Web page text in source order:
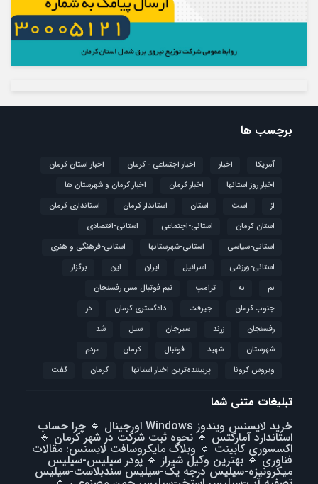
برچسب ها
آمریکا اخبار اخبار اجتماعی - کرمان
اخبار استان کرمان
اخبار روز استانها
اخبار کرمان
اخبار کرمان و شهرستان ها
از
است استان استاندار کرمان
استانداری کرمان
استان کرمان
استانی-اجتماعی
استانی-اقتصادی
استانی-سیاسی
استانی-شهرستانها
استانی-فرهنگی و هنری
استانی-ورزشی
اسرائیل ایران این
برگزار
بم
به ترامپ
تیم فوتبال مس رفسنجان
جنوب کرمان
جیرفت دادگستری کرمان
در
رفسنجان
زرند سیرجان سیل
شد
شهرستان
شهید فوتبال كرمان
مردم
ویروس کرونا
پربیننده‌ترین اخبار استانها کرمان گفت
تبلیغات متنی شما
خرید لایسنس ویندوز Windows اورجینال
🔹 چرا حساب
استاندارد آمارکتس 🔹نحوه ثبت شرکت در شهر کرمان 🔹
اکسسوری کابینت 🔹 وبلاگ مایکروسافت لایسنس: مقالات
فناوری🔹 بهترین وکیل شیراز 🔹پودر سیلیس-سیلیس
میکرونیزه-سیلیس درجه یک-سیلیس سندبلاست-سیلیس